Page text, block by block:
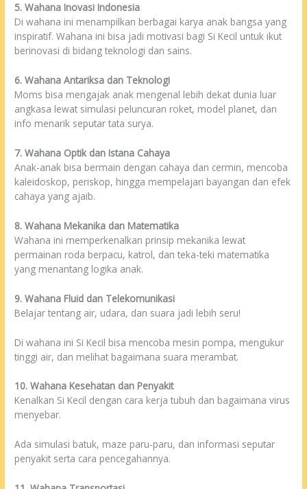
5. Wahana Inovasi Indonesia
Di wahana ini menampilkan berbagai karya anak bangsa yang
inspiratif. Wahana ini bisa jadi motivasi bagi Si Kecil untuk ikut
berinovasi di bidang teknologi dan sains.
6. Wahana Antariksa dan Teknologi
Moms bisa mengajak anak mengenal lebih dekat dunia luar
angkasa lewat simulasi peluncuran roket, model planet, dan
info menarik seputar tata surya.
7. Wahana Optik dan Istana Cahaya
Anak-anak bisa bermain dengan cahaya dan cermin, mencoba
kaleidoskop, periskop, hingga mempelajari bayangan dan efek
cahaya yang ajaib.
8. Wahana Mekanika dan Matematika
Wahana ini memperkenalkan prinsip mekanika lewat
permainan roda berpacu, katrol, dan teka-teki matematika
yang menantang logika anak.
9. Wahana Fluid dan Telekomunikasi
Belajar tentang air, udara, dan suara jadi lebih seru!
Di wahana ini Si Kecil bisa mencoba mesin pompa, mengukur
tinggi air, dan melihat bagaimana suara merambat.
10. Wahana Kesehatan dan Penyakit
Kenalkan Si Kecil dengan cara kerja tubuh dan bagaimana virus
menyebar.
Ada simulasi batuk, maze paru-paru, dan informasi seputar
penyakit serta cara pencegahannya.